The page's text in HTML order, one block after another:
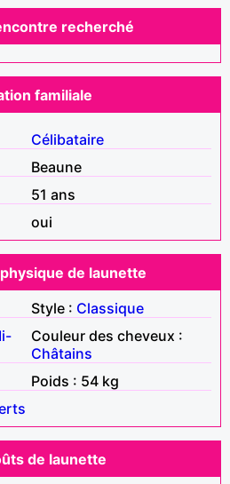
recherché
familiale
Célibataire
Beaune
51 ans
oui
de launette
Style : Classique
Couleur des cheveux :
Châtains
Poids : 54 kg
de launette